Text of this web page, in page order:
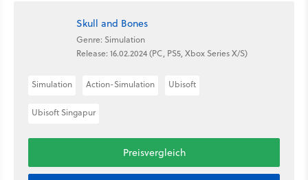
Skull and Bones
Genre: Simulation
Release: 16.02.2024 (PC, PS5, Xbox Series X/S)
Simulation Action-Simulation Ubisoft
Ubisoft Singapur
Preisvergleich